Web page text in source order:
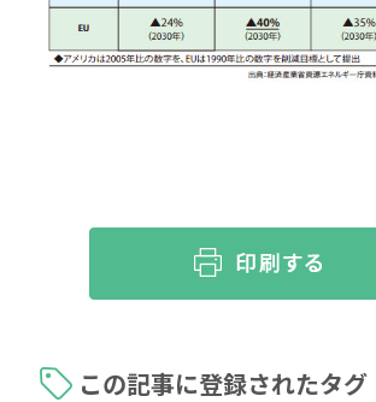
この記事に登録されたタグ